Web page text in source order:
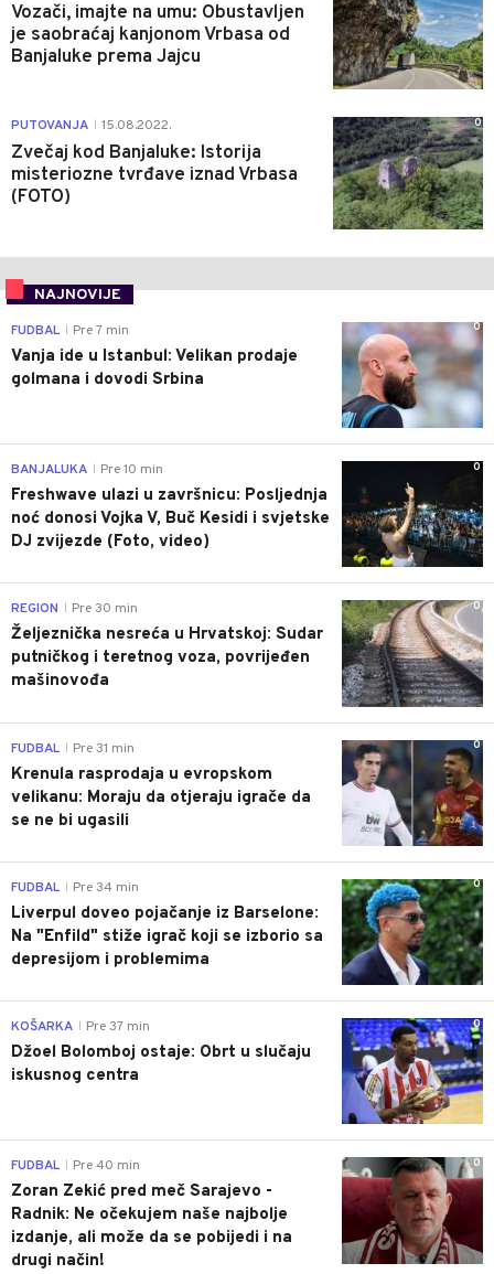
Vozači, imajte na umu: Obustavljen
je saobraćaj kanjonom Vrbasa od
Banjaluke prema Jajcu
PUTOVANJA 15.08.2022.
Zvečaj kod Banjaluke: Istorija
misteriozne tvrđave iznad Vrbasa
(FOTO)
0
NAJNOVIJE
0
FUDBAL Pre 7 min
Vanja ide u Istanbul: Velikan prodaje
golmana i dovodi Srbina
0
BANJALUKA Pre 10 min
Freshwave ulazi u završnicu: Posljednja
noć donosi Vojka V, Buč Kesidi i svjetske
DJ zvijezde (Foto, video)
0
REGION Pre 30 min
Željeznička nesreća u Hrvatskoj: Sudar
putničkog i teretnog voza, povrijeđen
mašinovođa
0
FUDBAL Pre 31 min
Krenula rasprodaja u evropskom
velikanu: Moraju da otjeraju igrače da
se ne bi ugasili
0
FUDBAL Pre 34 min
Liverpul doveo pojačanje iz Barselone:
Na "Enfild" stiže igrač koji se izborio sa
depresijom i problemima
0
KOŠARKA Pre 37 min
Džoel Bolomboj ostaje: Obrt u slučaju
iskusnog centra
0
FUDBAL Pre 40 min
Zoran Zekić pred meč Sarajevo -
Radnik: Ne očekujem naše najbolje
izdanje, ali može da se pobijedi i na
drugi način!